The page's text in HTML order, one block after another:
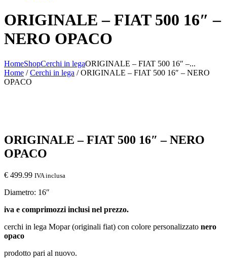
ORIGINALE – FIAT 500 16″ –
NERO OPACO
HomeShopCerchi in legaORIGINALE – FIAT 500 16″ –...
Home /Cerchi in lega / ORIGINALE – FIAT 500 16″ – NERO
OPACO
ORIGINALE – FIAT 500 16″ – NERO
OPACO
€ 499.99 IVA inclusa
Diametro: 16″
iva e comprimozzi inclusi nel prezzo.
cerchi in lega Mopar (originali fiat) con colore personalizzato nero
opaco
prodotto pari al nuovo.